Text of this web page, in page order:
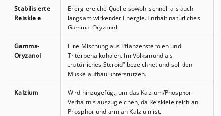
Stabilisierte
Reiskleie
Energiereiche Quelle sowohl schnell als auch
langsam wirkender Energie. Enthält natürliches
Gamma-Oryzanol.
Gamma-
Oryzanol
Eine Mischung aus Pflanzensterolen und
Triterpenalkoholen. Im Volksmund als
„natürliches Steroid“ bezeichnet und soll den
Muskelaufbau unterstützen.
Kalzium
Wird hinzugefügt, um das Kalzium/Phosphor-
Verhältnis auszugleichen, da Reiskleie reich an
Phosphor und arm an Kalzium ist.